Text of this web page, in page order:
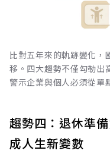
比對五年來的軌跡變化，
移。四大趨勢不僅勾勒出
警示企業與個人必須從單
趨勢四：退休準
成人生新變數